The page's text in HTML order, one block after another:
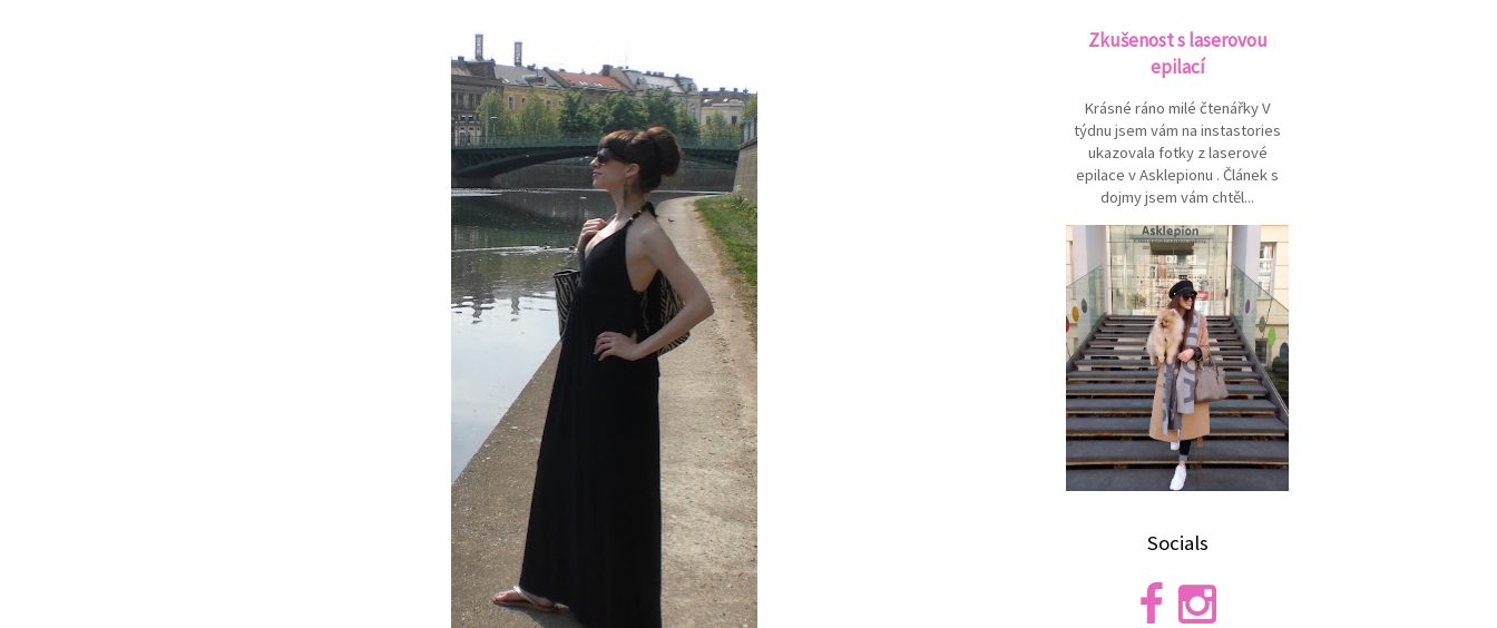
Zkušenost s laserovou
epilací
Krásné ráno milé čtenářky V
týdnu jsem vám na instastories
ukazovala fotky z laserové
epilace v Asklepionu . Článek s
dojmy jsem vám chtěl...
Socials